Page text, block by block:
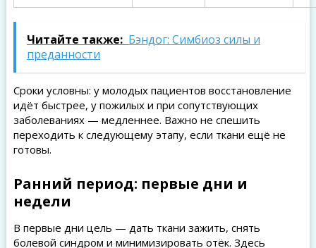
Читайте также: Бэндог: Симбиоз силы и
преданности
Сроки условны: у молодых пациентов восстановление
идёт быстрее, у пожилых и при сопутствующих
заболеваниях — медленнее. Важно не спешить
переходить к следующему этапу, если ткани ещё не
готовы.
Ранний период: первые дни и
недели
В первые дни цель — дать ткани зажить, снять
болевой синдром и минимизировать отёк. Здесь